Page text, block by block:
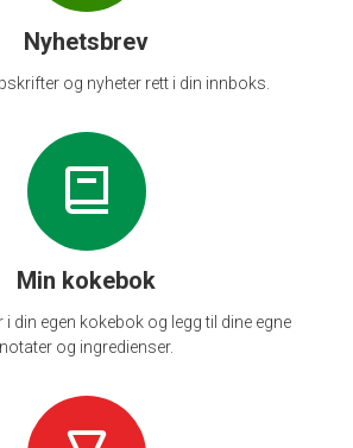
Nyhetsbrev
og nyheter rett i din innboks.
Min kokebok
i din egen kokebok og legg til dine egne
notater og ingredienser.